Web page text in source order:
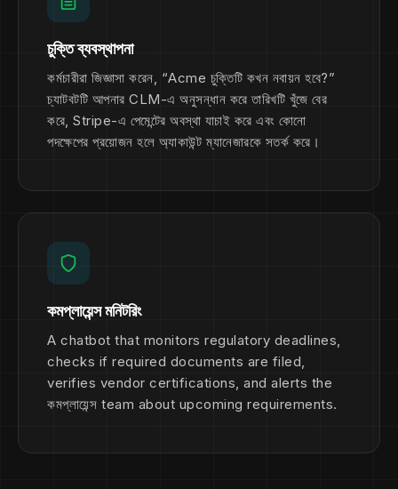
চুক্তি ব্যবস্থাপনা
কর্মচারীরা জিজ্ঞাসা করেন, “Acme চুক্তিটি কখন নবায়ন হবে?”
চ্যাটবটটি আপনার CLM-এ অনুসন্ধান করে তারিখটি খুঁজে বের
করে, Stripe-এ পেমেন্টের অবস্থা যাচাই করে এবং কোনো
পদক্ষেপের প্রয়োজন হলে অ্যাকাউন্ট ম্যানেজারকে সতর্ক করে।
কমপ্লায়েন্স মনিটরিং
A chatbot that monitors regulatory deadlines,
checks if required documents are filed,
verifies vendor certifications, and alerts the
কমপ্লায়েন্স team about upcoming requirements.